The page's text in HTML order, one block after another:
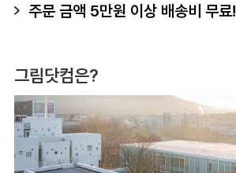
주문 금액 5만원 이상 배송비 무료!
그림닷컴은?